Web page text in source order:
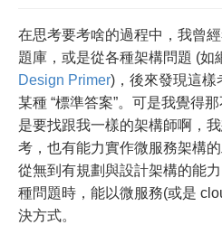
在思考要考啥的過程中，我曾
題庫，或是從各種架構問題 (如
Design Primer)，後來發現這樣
某種 “標準答案”。可是我覺得
是要找跟我一樣的架構師啊，
考，也有能力實作微服務架構
從無到有規劃與設計架構的能
種問題時，能以微服務(或是
決方式。